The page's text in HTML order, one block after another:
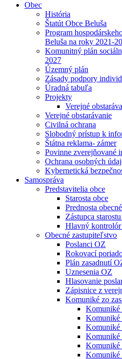
Obec
História
Štatút Obce Beluša
Program
Beluša na roky 2021-
Komunitný plán
2027
Územný plán
Zásady podpory
Úradná tabuľa
Projekty
Verejné
Verejné obstarávanie
Civilná ochrana
Slobodný prístup k
Štátna reklama- zámer
Povinne zverejňované
Ochrana osobných
Kybernetická
Samospráva
Predstavitelia obce
Starosta obce
Prednosta
Zástupca
Hlavný kontrolór
Obecné zastupiteľstvo
Poslanci OZ
Rokovací
Plán zasadnutí
Uznesenia OZ
Hlasovanie
Zápisnice z
Komuniké zo
Komuniké
Komuniké
Komuniké
Komuniké
Komuniké
Komuniké